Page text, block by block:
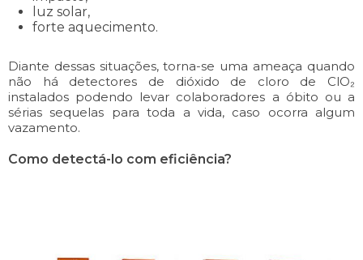
luz solar,
forte aquecimento.
Diante dessas situações, torna-se uma ameaça quando
não há detectores de dióxido de cloro de ClO₂
instalados podendo levar colaboradores a óbito ou a
sérias sequelas para toda a vida, caso ocorra algum
vazamento.
Como detectá-lo com eficiência?